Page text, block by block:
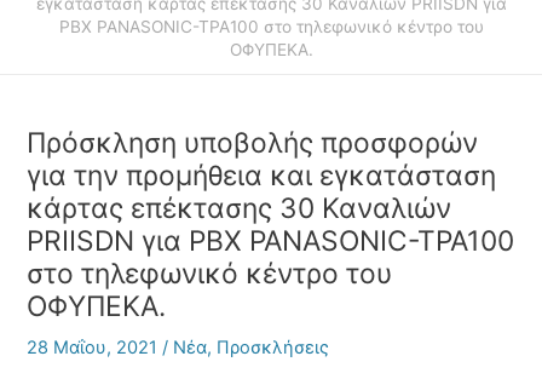
PBX PANASONIC-TPA100 στο τηλεφωνικό κέντρο του
ΟΦΥΠΕΚΑ.
Πρόσκληση υποβολής προσφορών
για την προμήθεια και εγκατάσταση
κάρτας επέκτασης 30 Καναλιών
PRIISDN για PBX PANASONIC-TPA100
στο τηλεφωνικό κέντρο του
ΟΦΥΠΕΚΑ.
28 Μαΐου, 2021/ Νέα, Προσκλήσεις